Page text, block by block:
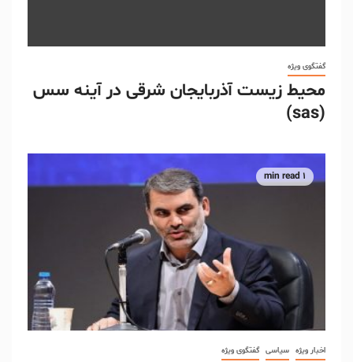
گفتگوی ویژه
محیط زیست آذربایجان شرقی در آینه سس
(sas)
1 min read
اخبار ویژه سیاسی گفتگوی ویژه